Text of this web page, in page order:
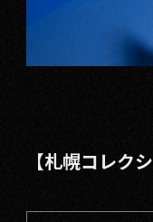
【札幌コレク